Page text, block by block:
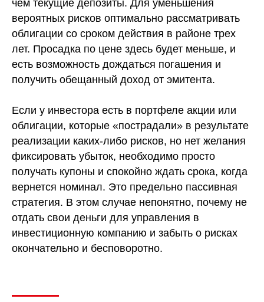
чем текущие депозиты. Для уменьшения
вероятных рисков оптимально рассматривать
облигации со сроком действия в районе трех
лет. Просадка по цене здесь будет меньше, и
есть возможность дождаться погашения и
получить обещанный доход от эмитента.
Если у инвестора есть в портфеле акции или
облигации, которые «пострадали» в результате
реализации каких-либо рисков, но нет желания
фиксировать убыток, необходимо просто
получать купоны и спокойно ждать срока, когда
вернется номинал. Это предельно пассивная
стратегия. В этом случае непонятно, почему не
отдать свои деньги для управления в
инвестиционную компанию и забыть о рисках
окончательно и бесповоротно.